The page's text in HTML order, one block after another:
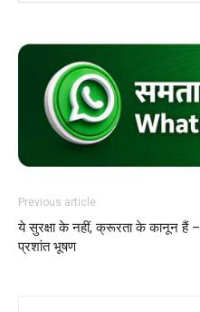
Previous article
ये सुरक्षा के नहीं, क्रूरता के कानून हैं –
प्रशांत भूषण